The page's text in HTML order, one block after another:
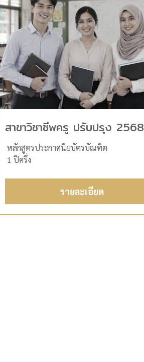
สาขาวิชาชีพครู ปรับปรุง 2568
หลักสูตรประกาศนียบัตรบัณฑิต
1 ปีครึ่ง
รายละเอียด